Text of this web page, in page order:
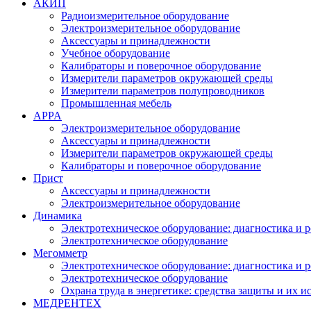
АКИП
Радиоизмерительное оборудование
Электроизмерительное оборудование
Аксессуары и принадлежности
Учебное оборудование
Калибраторы и поверочное оборудование
Измерители параметров окружающей среды
Измерители параметров полупроводников
Промышленная мебель
APPA
Электроизмерительное оборудование
Аксессуары и принадлежности
Измерители параметров окружающей среды
Калибраторы и поверочное оборудование
Прист
Аксессуары и принадлежности
Электроизмерительное оборудование
Динамика
Электротехническое оборудование: диагностика и
Электротехническое оборудование
Мегомметр
Электротехническое оборудование: диагностика и
Электротехническое оборудование
Охрана труда в энергетике: средства защиты и их
МЕДРЕНТЕХ